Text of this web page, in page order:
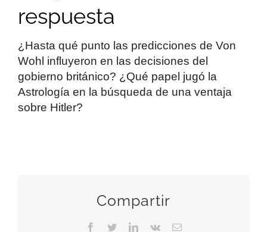
respuesta
¿Hasta qué punto las predicciones de Von
Wohl influyeron en las decisiones del
gobierno británico? ¿Qué papel jugó la
Astrología en la búsqueda de una ventaja
sobre Hitler?
Compartir
Facebook
TwitterLinkedIn
Vk
Correo